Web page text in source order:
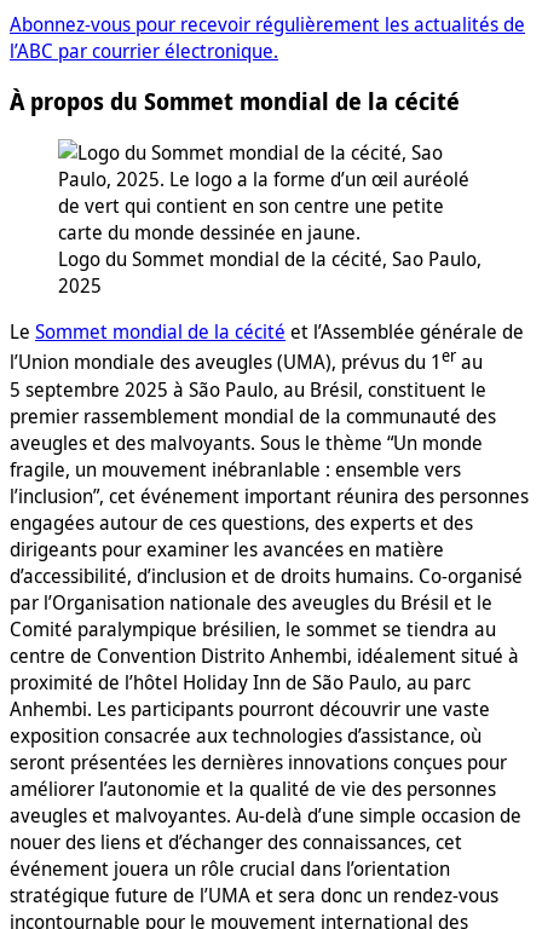
Abonnez-vous pour recevoir régulièrement les actualités de
l’ABC par courrier électronique.
À propos du Sommet mondial de la cécité
Logo du Sommet mondial de la cécité, Sao Paulo,
2025
Le Sommet mondial de la cécité et l’Assemblée générale de
l’Union mondiale des aveugles (UMA), prévus du 1er au
5 septembre 2025 à São Paulo, au Brésil, constituent le
premier rassemblement mondial de la communauté des
aveugles et des malvoyants. Sous le thème “Un monde
fragile, un mouvement inébranlable : ensemble vers
l’inclusion”, cet événement important réunira des personnes
engagées autour de ces questions, des experts et des
dirigeants pour examiner les avancées en matière
d’accessibilité, d’inclusion et de droits humains. Co-organisé
par l’Organisation nationale des aveugles du Brésil et le
Comité paralympique brésilien, le sommet se tiendra au
centre de Convention Distrito Anhembi, idéalement situé à
proximité de l’hôtel Holiday Inn de São Paulo, au parc
Anhembi. Les participants pourront découvrir une vaste
exposition consacrée aux technologies d’assistance, où
seront présentées les dernières innovations conçues pour
améliorer l’autonomie et la qualité de vie des personnes
aveugles et malvoyantes. Au-delà d’une simple occasion de
nouer des liens et d’échanger des connaissances, cet
événement jouera un rôle crucial dans l’orientation
stratégique future de l’UMA et sera donc un rendez-vous
incontournable pour le mouvement international des